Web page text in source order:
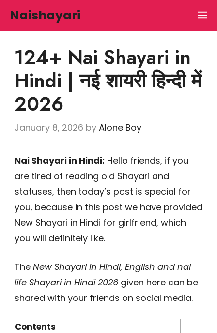
Naishayari
124+ Nai Shayari in
Hindi | नई शायरी हिन्दी में
2026
January 8, 2026 by Alone Boy
Nai Shayari in Hindi: Hello friends, if you
are tired of reading old Shayari and
statuses, then today’s post is special for
you, because in this post we have provided
New Shayari in Hindi for girlfriend, which
you will definitely like.
The New Shayari in Hindi, English and nai
life Shayari in Hindi 2026 given here can be
shared with your friends on social media.
Contents